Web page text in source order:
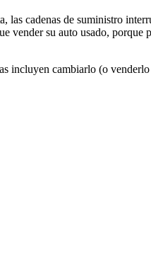
las cadenas de suministro
vender su auto usado, porque
incluyen cambiarlo (o